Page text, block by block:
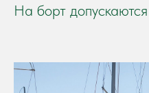
На борт